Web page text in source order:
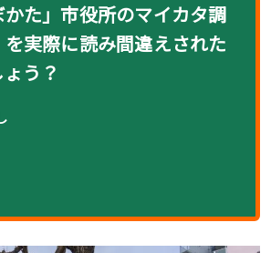
た」市役所のマイカタ調
実際に読み間違えされた
う？